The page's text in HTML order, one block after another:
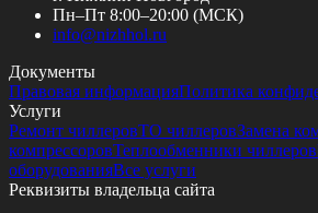
Пн–Пт 8:00–20:00 (МСК)
info@nizhhol.ru
Документы
Правовая информацияПолитика
Услуги
Ремонт чиллеровТО чиллеровЗамена
компрессоровТеплообменники чиллеров
оборудованияВсе услуги
Реквизиты владельца сайта